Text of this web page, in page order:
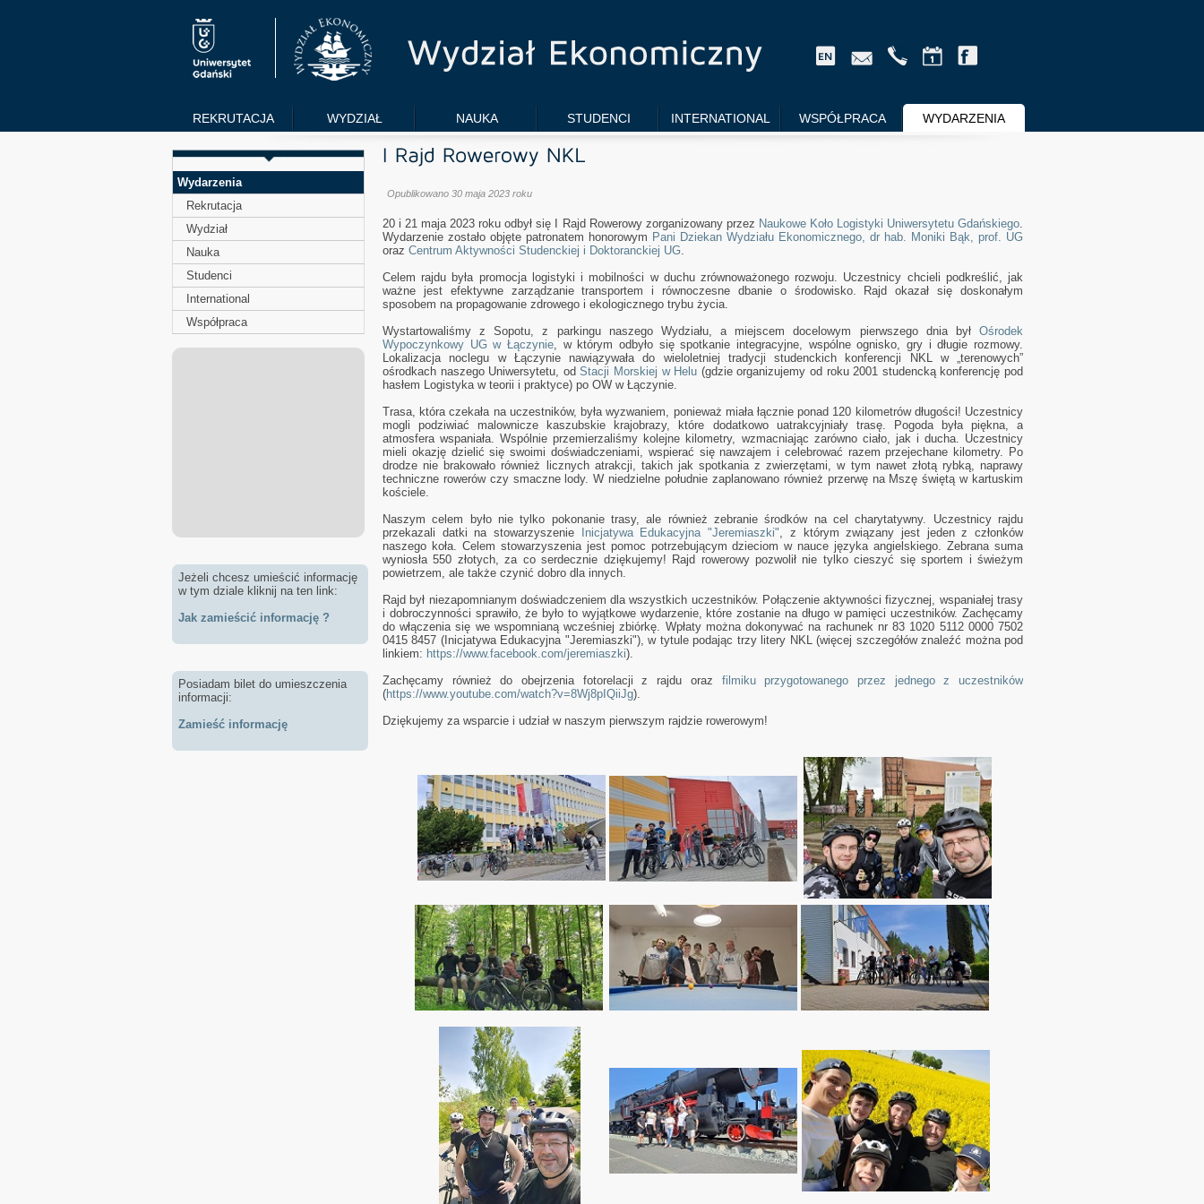
REKRUTACJA WYDZIAŁ NAUKA STUDENCI INTERNATIONAL WSPÓŁPRACA WYDARZENIA
Wydarzenia
Rekrutacja
Wydział
Nauka
Studenci
International
Współpraca
Jeżeli chcesz umieścić informację
w tym dziale kliknij na ten link:
Jak zamieścić informację ?
Posiadam bilet do umieszczenia
informacji:
Zamieść informację
Opublikowano 30 maja 2023 roku
20 i 21 maja 2023 roku odbył się I Rajd Rowerowy zorganizowany przez Naukowe Koło Logistyki Uniwersytetu Gdańskiego.
Wydarzenie zostało objęte patronatem honorowym Pani Dziekan Wydziału Ekonomicznego, dr hab. Moniki Bąk, prof. UG
oraz Centrum Aktywności Studenckiej i Doktoranckiej UG.
Celem rajdu była promocja logistyki i mobilności w duchu zrównoważonego rozwoju. Uczestnicy chcieli podkreślić, jak
ważne jest efektywne zarządzanie transportem i równoczesne dbanie o środowisko. Rajd okazał się doskonałym
sposobem na propagowanie zdrowego i ekologicznego trybu życia.
Wystartowaliśmy z Sopotu, z parkingu naszego Wydziału, a miejscem docelowym pierwszego dnia był Ośrodek
Wypoczynkowy UG w Łączynie, w którym odbyło się spotkanie integracyjne, wspólne ognisko, gry i długie rozmowy.
Lokalizacja noclegu w Łączynie nawiązywała do wieloletniej tradycji studenckich konferencji NKL w „terenowych”
ośrodkach naszego Uniwersytetu, odStacji Morskiej w Helu (gdzie organizujemy od roku 2001 studencką konferencję pod
hasłem Logistyka w teorii i praktyce) po OW w Łączynie.
Trasa, która czekała na uczestników, była wyzwaniem, ponieważ miała łącznie ponad 120 kilometrów długości! Uczestnicy
mogli podziwiać malownicze kaszubskie krajobrazy, które dodatkowo uatrakcyjniały trasę. Pogoda była piękna, a
atmosfera wspaniała. Wspólnie przemierzaliśmy kolejne kilometry, wzmacniając zarówno ciało, jak i ducha. Uczestnicy
mieli okazję dzielić się swoimi doświadczeniami, wspierać się nawzajem i celebrować razem przejechane kilometry. Po
drodze nie brakowało również licznych atrakcji, takich jak spotkania z zwierzętami, w tym nawet złotą rybką, naprawy
techniczne rowerów czy smaczne lody. W niedzielne południe zaplanowano również przerwę na Mszę świętą w kartuskim
kościele.
Naszym celem było nie tylko pokonanie trasy, ale również zebranie środków na cel charytatywny. Uczestnicy rajdu
przekazali datki na stowarzyszenie
Inicjatywa Edukacyjna "Jeremiaszki", z którym związany jest jeden z członków
naszego koła. Celem stowarzyszenia jest pomoc potrzebującym dzieciom w nauce języka angielskiego. Zebrana suma
wyniosła 550 złotych, za co serdecznie dziękujemy! Rajd rowerowy pozwolił nie tylko cieszyć się sportem i świeżym
powietrzem, ale także czynić dobro dla innych.
Rajd był niezapomnianym doświadczeniem dla wszystkich uczestników. Połączenie aktywności fizycznej, wspaniałej trasy
i dobroczynności sprawiło, że było to wyjątkowe wydarzenie, które zostanie na długo w pamięci uczestników. Zachęcamy
do włączenia się we wspomnianą wcześniej zbiórkę. Wpłaty można dokonywać na rachunek nr 83 1020 5112 0000 7502
0415 8457 (Inicjatywa Edukacyjna "Jeremiaszki"), w tytule podając trzy litery NKL (więcej szczegółów znaleźć można pod
linkiem: https://www.facebook.com/jeremiaszki).
Zachęcamy również do obejrzenia fotorelacji z rajdu oraz filmiku przygotowanego przez jednego z uczestników
(https://www.youtube.com/watch?v=8Wj8pIQiiJg).
Dziękujemy za wsparcie i udział w naszym pierwszym rajdzie rowerowym!